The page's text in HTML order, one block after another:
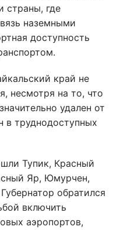
страны, где
наземными
доступность
край не
несмотря на то, что
удален от
в труднодоступных
Тупик, Красный
Яр, Юмурчен,
обратился
включить
аэропортов,